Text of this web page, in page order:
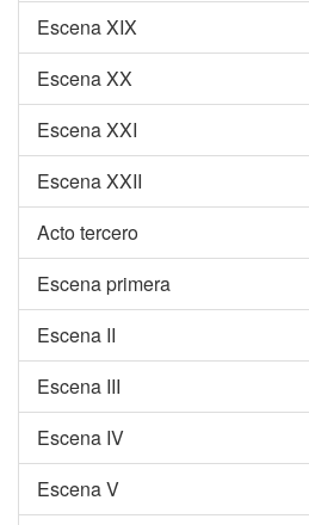
Escena XIX
Escena XX
Escena XXI
Escena XXII
Acto tercero
Escena primera
Escena II
Escena III
Escena IV
Escena V